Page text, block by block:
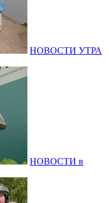
НОВОСТИ УТРА
НОВОСТИ в